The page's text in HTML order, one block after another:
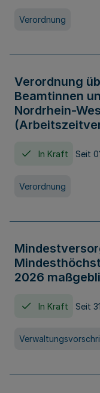
Verordnung
Verordnung
Beamtinnen
Nordrhein-
In Kraft Seit
Verordnung
2026
In Kraft Seit